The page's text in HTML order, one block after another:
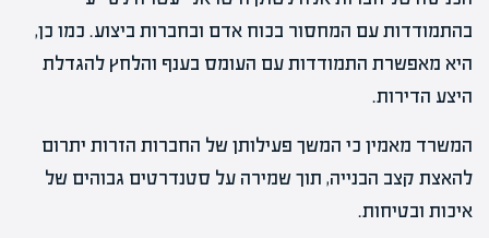
בהתמודדות עם המחסור בכוח אדם ובחברות ביצוע. כמו כן,
היא מאפשרת התמודדות עם העומס בענף והלחץ להגדלת
היצע הדירות.
המשרד מאמין כי המשך פעילותן של החברות הזרות יתרום
להאצת קצב הבנייה, תוך שמירה על סטנדרטים גבוהים של
איכות ובטיחות.